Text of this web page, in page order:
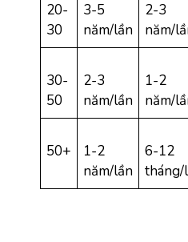
20-
30
3-5
năm/lần
2-3
năm/
30-
50
2-3
năm/lần
1-2
năm/
50+
1-2
năm/lần
6-12
tháng/